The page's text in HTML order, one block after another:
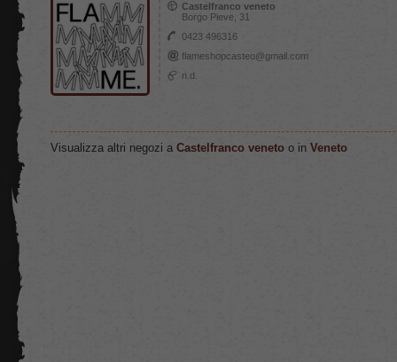
Castelfranco veneto
Borgo Pieve, 31
0423 496316
flameshopcasteo@gmail.com
n.d.
Visualizza altri negozi a Castelfranco veneto o in Veneto